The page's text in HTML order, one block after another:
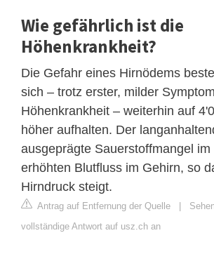
Wie gefährlich ist die
Höhenkrankheit?
Die Gefahr eines Hirnödems
sich – trotz erster, milder
Höhenkrankheit – weiterhin auf
höher aufhalten. Der
ausgeprägte Sauerstoffmangel
erhöhten Blutfluss im Gehirn, so
Hirndruck steigt.
Antrag auf Entfernung der Quelle
vollständige Antwort auf usz.ch an